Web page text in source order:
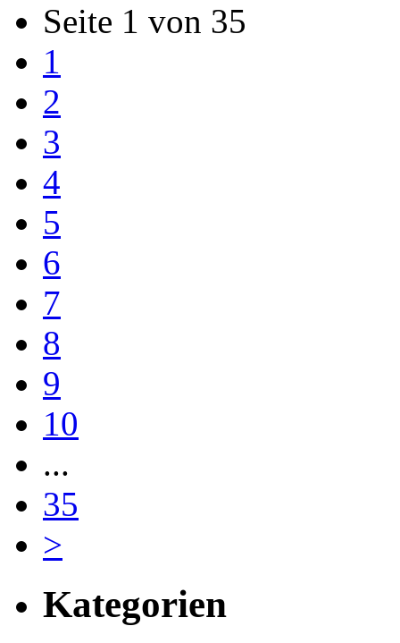
Seite 1 von 35
1
2
3
4
5
6
7
8
9
10
...
35
>
Kategorien